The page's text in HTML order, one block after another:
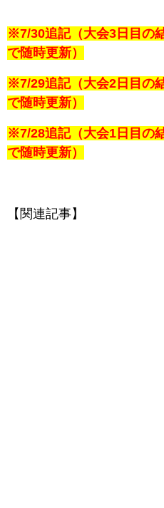
※7/30追記（大会3日目の
で随時更新）
※7/29追記（大会2日目の
で随時更新）
※7/28追記（大会1日目の
で随時更新）
【関連記事】